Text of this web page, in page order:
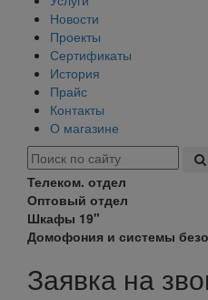
Новости
Проекты
Сертификаты
История
Прайс
Контакты
О магазине
Телеком. отдел
Оптовый отдел
Шкафы 19"
Домофония и системы
Заявка на